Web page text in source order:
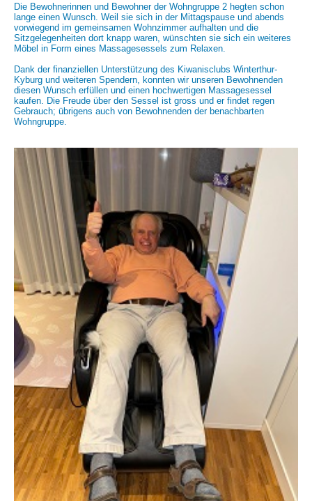
Die Bewohnerinnen und Bewohner der Wohngruppe 2 hegten schon
lange einen Wunsch. Weil sie sich in der Mittagspause und abends
vorwiegend im gemeinsamen Wohnzimmer aufhalten und die
Sitzgelegenheiten dort knapp waren, wünschten sie sich ein weiteres
Möbel in Form eines Massagesessels zum Relaxen.
Dank der finanziellen Unterstützung des Kiwanisclubs Winterthur-
Kyburg und weiteren Spendern, konnten wir unseren Bewohnenden
diesen Wunsch erfüllen und einen hochwertigen Massagesessel
kaufen. Die Freude über den Sessel ist gross und er findet regen
Gebrauch; übrigens auch von Bewohnenden der benachbarten
Wohngruppe.